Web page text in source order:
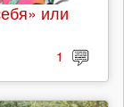
или
1